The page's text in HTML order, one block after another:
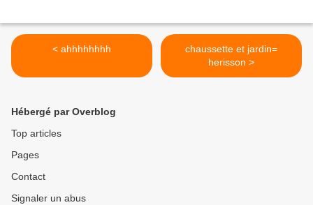
< ahhhhhhhh
chaussette et jardin=
herisson >
Hébergé par Overblog
Top articles
Pages
Contact
Signaler un abus